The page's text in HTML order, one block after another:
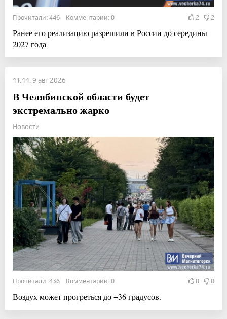
Прочитали: 446 Комментарии: 0 2 2
Ранее его реализацию разрешили в России до середины
2027 года
11:14, 9 авг 2026
В Челябинской области будет
экстремально жарко
Новости
Прочитали: 436 Комментарии: 0 0 0
Воздух может прогреться до +36 градусов.